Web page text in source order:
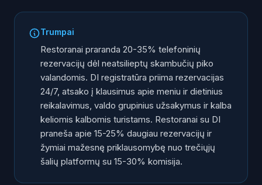
Staliukų rezervacijos automatizavimas
Grupiniai renginiai ir privatūs vakarėliai
Piko valandų valdymas: kai skambina visi vienu metu
Daugiakalbis aptarnavimas turistams
ROI restoranui: skaičiai
Trumpai
Restoranai praranda 20-35% telefoninių
rezervacijų dėl neatsilieptų skambučių piko
valandomis. DI registratūra priima rezervacijas
24/7, atsako į klausimus apie meniu ir dietinius
reikalavimus, valdo grupinius užsakymus ir kalba
keliomis kalbomis turistams. Restoranai su DI
praneša apie 15-25% daugiau rezervacijų ir
žymiai mažesnę priklausomybę nuo trečiųjų
šalių platformų su 15-30% komisija.